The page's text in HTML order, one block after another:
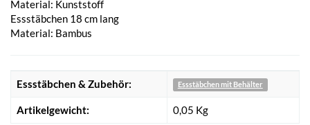
Material: Kunststoff
Essstäbchen 18 cm lang
Material: Bambus
Essstäbchen & Zubehör: Essstäbchen mit Behälter
Artikelgewicht: 0,05 Kg